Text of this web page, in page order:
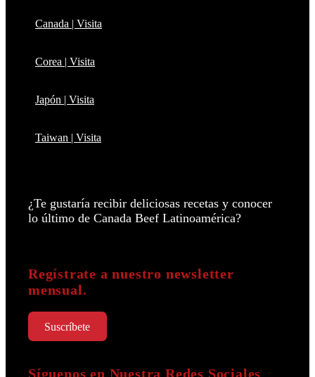
Canada | Visita
Corea | Visita
Japón | Visita
Taiwan | Visita
¿Te gustaría recibir deliciosas recetas y conocer
lo último de Canada Beef Latinoamérica?
Regístrate a nuestro newsletter
mensual.
Suscríbete
Síguenos en Nuestra Redes Sociales